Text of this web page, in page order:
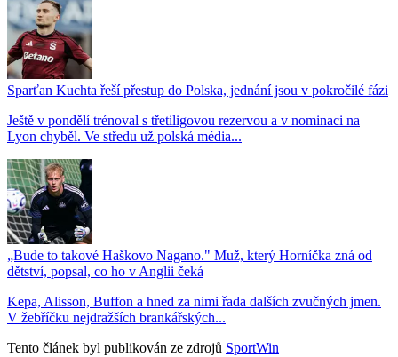
Sparťan Kuchta řeší přestup do Polska, jednání jsou v pokročilé fázi
Ještě v pondělí trénoval s třetiligovou rezervou a v nominaci na
Lyon chyběl. Ve středu už polská média...
„Bude to takové Haškovo Nagano." Muž, který Horníčka zná od
dětství, popsal, co ho v Anglii čeká
Kepa, Alisson, Buffon a hned za nimi řada dalších zvučných jmen.
V žebříčku nejdražších brankářských...
Tento článek byl publikován ze zdrojů SportWin